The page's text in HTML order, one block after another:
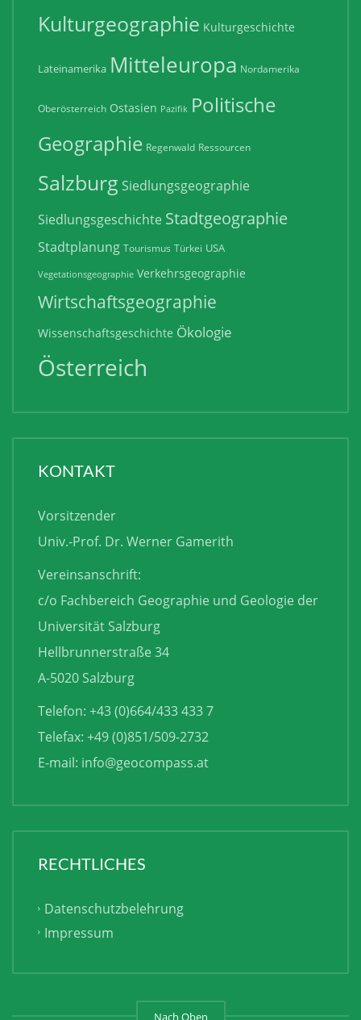
Kulturgeographie Kulturgeschichte
Lateinamerika Mitteleuropa Nordamerika
Oberösterreich Ostasien Pazifik Politische
Geographie Regenwald Ressourcen
Salzburg Siedlungsgeographie
Siedlungsgeschichte Stadtgeographie
Stadtplanung Tourismus Türkei USA
Vegetationsgeographie Verkehrsgeographie
Wirtschaftsgeographie
Wissenschaftsgeschichte Ökologie
Österreich
KONTAKT
Vorsitzender
Univ.-Prof. Dr. Werner Gamerith
Vereinsanschrift:
c/o Fachbereich Geographie und Geologie der
Universität Salzburg
Hellbrunnerstraße 34
A-5020 Salzburg
Telefon: +43 (0)664/433 433 7
Telefax: +49 (0)851/509-2732
E-mail: info@geocompass.at
RECHTLICHES
Datenschutzbelehrung
Impressum